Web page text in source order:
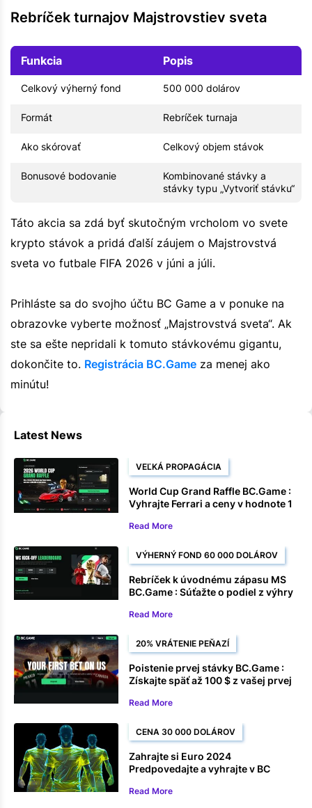
Rebríček turnajov Majstrovstiev sveta
Funkcia Popis
Celkový výherný fond 500 000 dolárov
Formát Rebríček turnaja
Ako skórovať Celkový objem stávok
Bonusové bodovanie
Kombinované stávky a
stávky typu „Vytvoriť stávku“
Táto akcia sa zdá byť skutočným vrcholom vo svete
krypto stávok a pridá ďalší záujem o Majstrovstvá
sveta vo futbale FIFA 2026 v júni a júli.
Prihláste sa do svojho účtu BC Game a v ponuke na
obrazovke vyberte možnosť „Majstrovstvá sveta“. Ak
ste sa ešte nepridali k tomuto stávkovému gigantu,
dokončite to. Registrácia BC.Game za menej ako
minútu!
Latest News
VEĽKÁ PROPAGÁCIA
World Cup Grand Raffle BC.Game :
Vyhrajte Ferrari a ceny v hodnote 1
Read More
VÝHERNÝ FOND 60 000 DOLÁROV
Rebríček k úvodnému zápasu MS
BC.Game : Súťažte o podiel z výhry
eSoccer
Read More
20% VRÁTENIE PEŇAZÍ
Poistenie prvej stávky BC.Game :
Získajte späť až 100 $ z vašej prvej
Read More
CENA 30 000 DOLÁROV
Zahrajte si Euro 2024
Predpovedajte a vyhrajte v BC
Read More